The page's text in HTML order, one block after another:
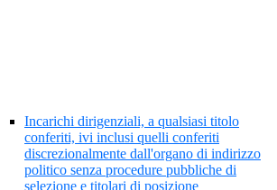
Incarichi dirigenziali, a qualsiasi titolo
conferiti, ivi inclusi quelli conferiti
discrezionalmente dall'organo di indirizzo
politico senza procedure pubbliche di
selezione e titolari di posizione